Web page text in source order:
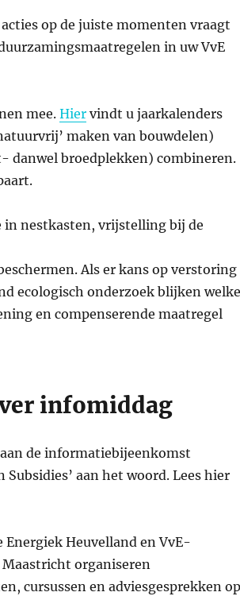
op de juiste momenten vraagt
in uw VvE
mee.Hier vindt u jaarkalenders
maken van bouwdelen)
danwel broedplekken) combineren.
in nestkasten, vrijstelling bij de
Als er kans op verstoring
ecologisch onderzoek blijken
en compenserende maatregel
infomiddag
de informatiebijeenkomst
Subsidies’ aan het woord. Lees hier
Energiek Heuvelland en VvE-
organiseren
cursussen en adviesgesprekken